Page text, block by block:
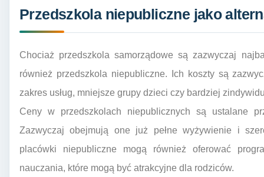
Przedszkola niepubliczne jako
Chociaż przedszkola samorządowe są zazwyczaj
również przedszkola niepubliczne. Ich koszty są
zakres usług, mniejsze grupy dzieci czy bardziej
Ceny w przedszkolach niepublicznych są ustalane
Zazwyczaj obejmują one już pełne wyżywienie i
placówki niepubliczne mogą również oferować
nauczania, które mogą być atrakcyjne dla rodziców.